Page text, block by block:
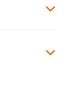
speichern und
informiert